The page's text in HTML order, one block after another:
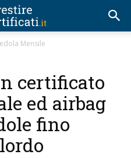
Mensile
certificato
ed airbag
fino